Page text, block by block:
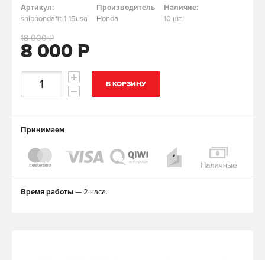
Артикул:
shiphondafit-1-15usa
Производитель
Honda
Наличие:
10 шт.
8 000 Р
18 000 Р
В КОРЗИНУ
Принимаем
Время работы— 2 часа.